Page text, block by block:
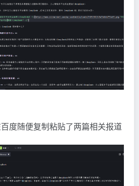
度随便复制粘贴了两篇相关报道